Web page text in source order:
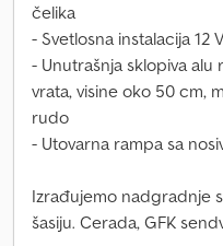
čelika
- Svetlosna instalacija 12
- Unutrašnja sklopiva
vrata, visine oko 50 cm,
rudo
- Utovarna rampa sa
Izrađujemo nadgradnje
šasiju. Cerada, GFK